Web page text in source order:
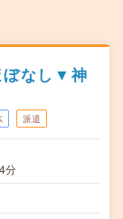
ぼなし▼神
派遣
分